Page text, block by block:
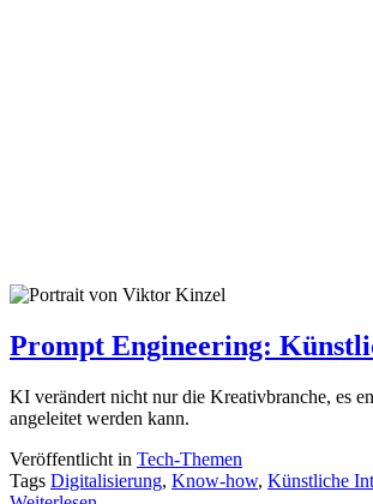
Prompt Engineering:
KI verändert nicht nur die Kreativbranche, es
angeleitet werden kann.
Veröffentlicht in Tech-Themen
Tags Digitalisierung, Know-how, Künstliche